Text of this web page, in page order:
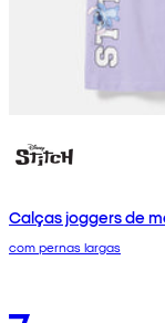
Calças joggers de
com pernas largas